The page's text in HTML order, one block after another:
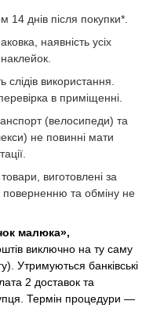
14 днів після покупки*.
наявність усіх
слідів використання.
в приміщенні.
(велосипеди) та
не повинні мати
товари, виготовлені за
та обміну не
малюка»,
виключно на ту саму
Утримуються банківські
2 доставок та
Термін процедури —